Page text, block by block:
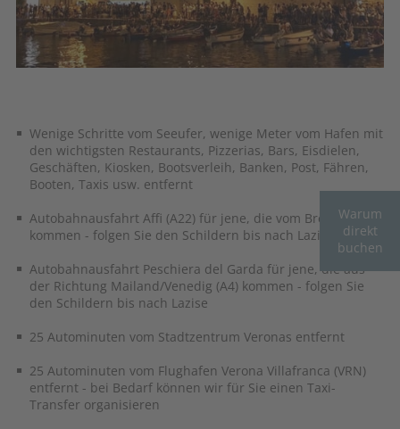
Wenige Schritte vom Seeufer, wenige Meter vom Hafen mit
den wichtigsten Restaurants, Pizzerias, Bars, Eisdielen,
Geschäften, Kiosken, Bootsverleih, Banken, Post, Fähren,
Booten, Taxis usw. entfernt
Autobahnausfahrt Affi (A22) für jene, die vom Brenner
kommen - folgen Sie den Schildern bis nach Lazise
Autobahnausfahrt Peschiera del Garda für jene, die aus
der Richtung Mailand/Venedig (A4) kommen - folgen Sie
den Schildern bis nach Lazise
25 Autominuten vom Stadtzentrum Veronas entfernt
25 Autominuten vom Flughafen Verona Villafranca (VRN)
entfernt - bei Bedarf können wir für Sie einen Taxi-
Transfer organisieren
Warum
direkt
buchen